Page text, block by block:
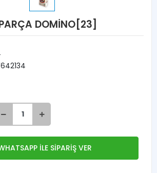
DOMİNO[23]
İLE SİPARİŞ VER